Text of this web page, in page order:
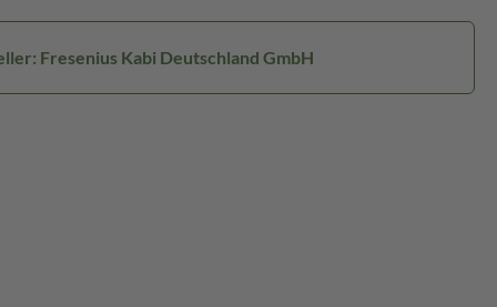
Fresenius Kabi Deutschland GmbH